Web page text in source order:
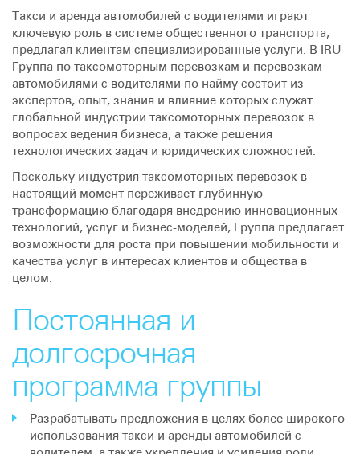
Такси и аренда автомобилей с водителями играют
ключевую роль в системе общественного транспорта,
предлагая клиентам специализированные услуги. В IRU
Группа по таксомоторным перевозкам и перевозкам
автомобилями с водителями по найму состоит из
экспертов, опыт, знания и влияние которых служат
глобальной индустрии таксомоторных перевозок в
вопросах ведения бизнеса, а также решения
технологических задач и юридических сложностей.
Поскольку индустрия таксомоторных перевозок в
настоящий момент переживает глубинную
трансформацию благодаря внедрению инновационных
технологий, услуг и бизнес-моделей, Группа предлагает
возможности для роста при повышении мобильности и
качества услуг в интересах клиентов и общества в
целом.
Постоянная и
долгосрочная
программа группы
Разрабатывать предложения в целях более широкого
использования такси и аренды автомобилей с